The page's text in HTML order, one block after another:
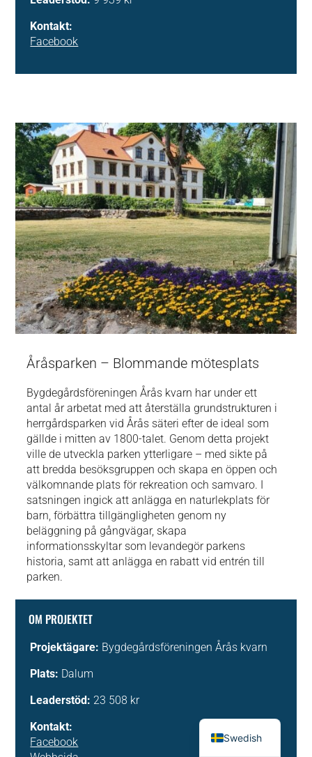
Kontakt:
Facebook
Åråsparken – Blommande mötesplats
Bygdegårdsföreningen Årås kvarn har under ett
antal år arbetat med att återställa grundstrukturen i
herrgårdsparken vid Årås säteri efter de ideal som
gällde i mitten av 1800-talet. Genom detta projekt
ville de utveckla parken ytterligare – med sikte på
att bredda besöksgruppen och skapa en öppen och
välkomnande plats för rekreation och samvaro. I
satsningen ingick att anlägga en naturlekplats för
barn, förbättra tillgängligheten genom ny
beläggning på gångvägar, skapa
informationsskyltar som levandegör parkens
historia, samt att anlägga en rabatt vid entrén till
parken.
OM PROJEKTET
Projektägare: Bygdegårdsföreningen Årås kvarn
Plats: Dalum
Leaderstöd: 23 508 kr
Kontakt:
Facebook
Swedish